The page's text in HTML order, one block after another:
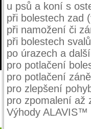
u psů a koní s
při bolestech zad
při namožení či
při bolestech svalů
po úrazech a
pro potlačení
pro potlačení
pro zlepšení
pro zpomalení až
Výhody ALAVIS™